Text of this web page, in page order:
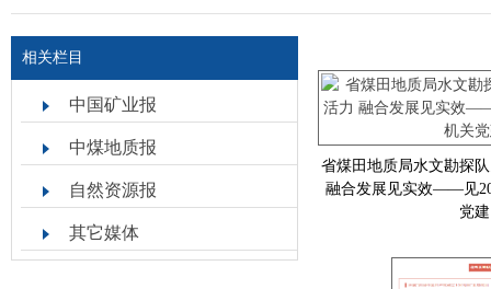
相关栏目
中国矿业报
中煤地质报
自然资源报
其它媒体
省煤田地质局水文勘探
融合发展见实效——见
党